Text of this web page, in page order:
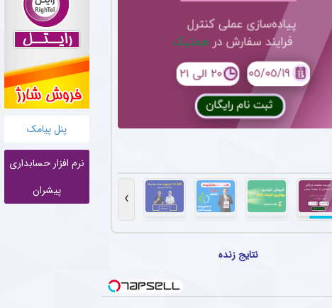
پنل پیامک
نرم افزار حسابداری
پیشران
›
نتایج زنده